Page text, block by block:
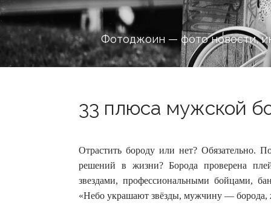
Фотоджоин — фото новости,
33 плюса мужской
Отрастить бороду или нет? Обязательно.
решений в жизни? Борода проверена
звездами, профессиональными бойцами,
«Небо украшают звёзды, мужчину —